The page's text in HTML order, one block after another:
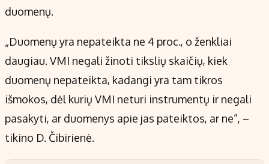
duomenų.
„Duomenų yra nepateikta ne 4 proc., o ženkliai
daugiau. VMI negali žinoti tikslių skaičių, kiek
duomenų nepateikta, kadangi yra tam tikros
išmokos, dėl kurių VMI neturi instrumentų ir negali
pasakyti, ar duomenys apie jas pateiktos, ar ne”, –
tikino D. Čibirienė.